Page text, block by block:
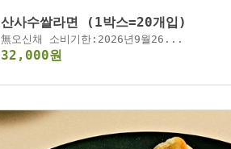
산사수쌀라면 (1박스=20개입)
無오신채 소비기한:2026년9월26...
32,000원